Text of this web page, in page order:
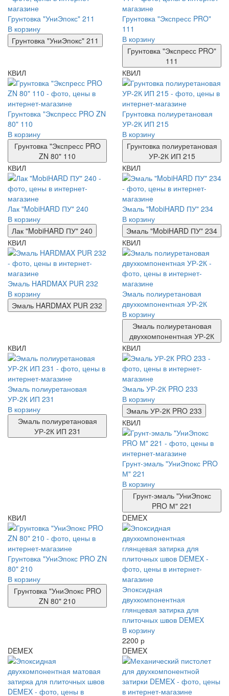
Грунтовка "УниЭпокс" 211
В корзину
Грунтовка "УниЭпокс" 211
Грунтовка "Экспресс PRO"
111
В корзину
Грунтовка "Экспресс PRO"
111
КВИЛ
Грунтовка "Экспресс PRO ZN
80" 110
В корзину
Грунтовка "Экспресс PRO
ZN 80" 110
КВИЛ
Грунтовка полиуретановая
УР-2К ИП 215
В корзину
Грунтовка полиуретановая
УР-2К ИП 215
КВИЛ
Лак "MobiHARD ПУ" 240
В корзину
Лак "MobiHARD ПУ" 240
КВИЛ
Эмаль "MobiHARD ПУ" 234
В корзину
Эмаль "MobiHARD ПУ" 234
КВИЛ
Эмаль HARDMAX PUR 232
В корзину
Эмаль HARDMAX PUR 232
КВИЛ
Эмаль полиуретановая
двухкомпонентная УР-2К
В корзину
Эмаль полиуретановая
двухкомпонентная УР-2К
КВИЛ
Эмаль полиуретановая
УР-2К ИП 231
В корзину
Эмаль полиуретановая
УР-2К ИП 231
КВИЛ
Эмаль УР-2К PRO 233
В корзину
Эмаль УР-2К PRO 233
КВИЛ
Грунт-эмаль "УниЭпокс PRO
М" 221
В корзину
Грунт-эмаль "УниЭпокс
PRO М" 221
КВИЛ
Грунтовка "УниЭпокс PRO ZN
80" 210
В корзину
Грунтовка "УниЭпокс PRO
ZN 80" 210
DEMEX
Эпоксидная
двухкомпонентная
глянцевая затирка для
плиточных швов DEMEX
В корзину
2200 р
DEMEX
DEMEX